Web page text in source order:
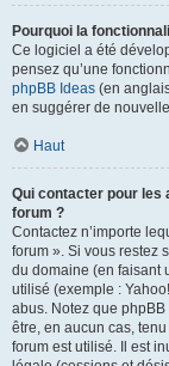
Pourquoi la
Ce logiciel a été
pensez qu’une
phpBB Ideas (en
en suggérer de
Haut
Qui contacter pour les
forum ?
Contactez n’importe
forum ». Si vous restez
du domaine (en faisant
utilisé (exemple :
abus. Notez que phpBB
être, en aucun cas,
forum est utilisé. Il est